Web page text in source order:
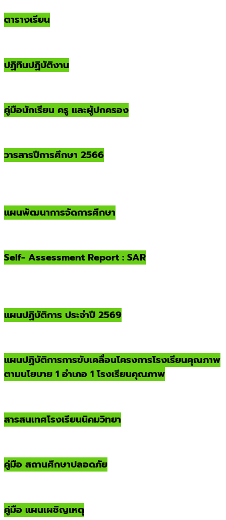
ตารางเรียน
ปฏิทินปฏิบัติงาน
คู่มือนักเรียน ครู และผู้ปกครอง
วารสารปีการศึกษา 2566
แผนพัฒนาการจัดการศึกษา
Self- Assessment Report : SAR
แผนปฏิบัติการ ประจำปี 2569
แผนปฏิบัติการการขับเคลื่อนโครงการโรงเรียนคุณภาพ
ตามนโยบาย 1 อำเภอ 1 โรงเรียนคุณภาพ
สารสนเทศโรงเรียนนิคมวิทยา
คู่มือ สถานศึกษาปลอดภัย
คู่มือ แผนเผชิญเหตุ